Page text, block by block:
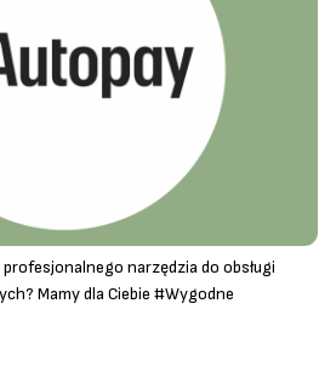
narzędzia do obsługi
Mamy dla Ciebie #Wygodne